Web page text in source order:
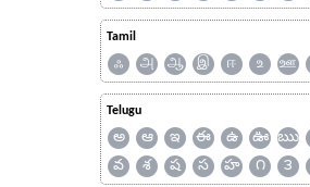
Tamil
ஃ அ ஆ இ ஈ உ ஊ
Telugu
అ ఆ ఇ ఈ ఉ ఊ ఋ
వ
శ ష స హ ౧ ౩